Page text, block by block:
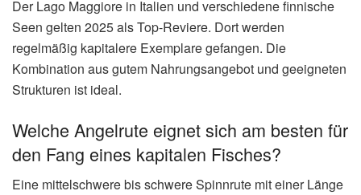
Der Lago Maggiore in Italien und verschiedene finnische
Seen gelten 2025 als Top-Reviere. Dort werden
regelmäßig kapitalere Exemplare gefangen. Die
Kombination aus gutem Nahrungsangebot und geeigneten
Strukturen ist ideal.
Welche Angelrute eignet sich am besten für
den Fang eines kapitalen Fisches?
Eine mittelschwere bis schwere Spinnrute mit einer Länge